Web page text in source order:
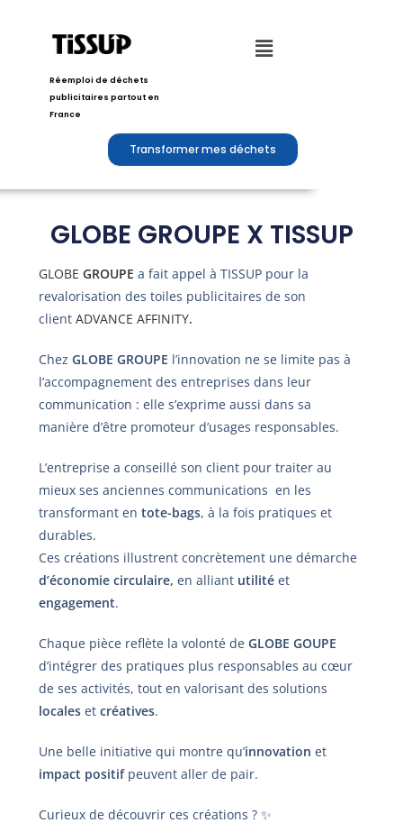
Réemploi de déchets
publicitaires partout en
France
Transformer mes déchets
GLOBE GROUPE X TISSUP
GLOBE GROUPE a fait appel à TISSUP pour la
revalorisation des toiles publicitaires de son
client ADVANCE AFFINITY.
Chez GLOBE GROUPE l’innovation ne se limite pas à
l’accompagnement des entreprises dans leur
communication : elle s’exprime aussi dans sa
manière d’être promoteur d’usages responsables.
L’entreprise a conseillé son client pour traiter au
mieux ses anciennes communications en les
transformant en tote-bags, à la fois pratiques et
durables.
Ces créations illustrent concrètement une démarche
d’économie circulaire, en alliantutilité et
engagement.
Chaque pièce reflète la volonté de GLOBE GOUPE
d’intégrer des pratiques plus responsables au cœur
de ses activités, tout en valorisant des solutions
locales etcréatives.
Une belle initiative qui montre qu’innovation et
impact positifpeuvent aller de pair.
Curieux de découvrir ces créations ? ✨